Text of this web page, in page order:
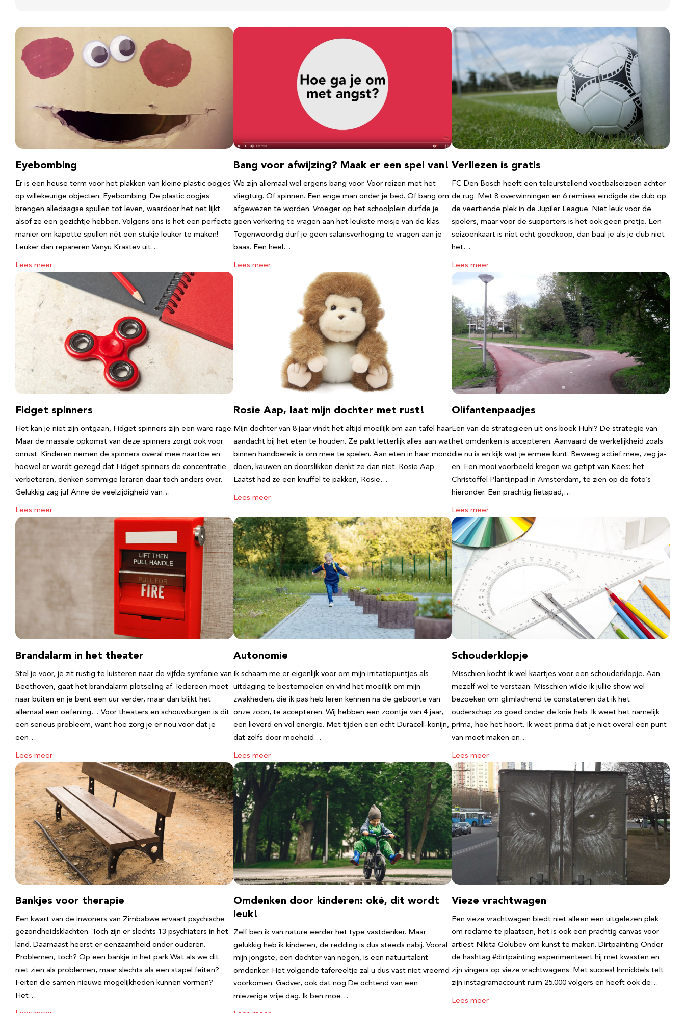
Eyebombing
Er is een heuse term voor het plakken van kleine plastic oogjes
op willekeurige objecten: Eyebombing. De plastic oogjes
brengen alledaagse spullen tot leven, waardoor het net lijkt
alsof ze een gezichtje hebben. Volgens ons is het een perfecte
manier om kapotte spullen nét een stukje leuker te maken!
Leuker dan repareren Vanyu Krastev uit…
Lees meer
Bang voor afwijzing? Maak er een spel van!
We zijn allemaal wel ergens bang voor. Voor reizen met het
vliegtuig. Of spinnen. Een enge man onder je bed. Of bang om
afgewezen te worden. Vroeger op het schoolplein durfde je
geen verkering te vragen aan het leukste meisje van de klas.
Tegenwoordig durf je geen salarisverhoging te vragen aan je
baas. Een heel…
Lees meer
Verliezen is gratis
FC Den Bosch heeft een teleurstellend voetbalseizoen achter
de rug. Met 8 overwinningen en 6 remises eindigde de club op
de veertiende plek in de Jupiler League. Niet leuk voor de
spelers, maar voor de supporters is het ook geen pretje. Een
seizoenkaart is niet echt goedkoop, dan baal je als je club niet
het…
Lees meer
Fidget spinners
Het kan je niet zijn ontgaan, Fidget spinners zijn een ware rage.
Maar de massale opkomst van deze spinners zorgt ook voor
onrust. Kinderen nemen de spinners overal mee naartoe en
hoewel er wordt gezegd dat Fidget spinners de concentratie
verbeteren, denken sommige leraren daar toch anders over.
Gelukkig zag juf Anne de veelzijdigheid van…
Lees meer
Rosie Aap, laat mijn dochter met rust!
Mijn dochter van 8 jaar vindt het altijd moeilijk om aan tafel haar
aandacht bij het eten te houden. Ze pakt letterlijk alles aan wat
binnen handbereik is om mee te spelen. Aan eten in haar mond
doen, kauwen en doorslikken denkt ze dan niet. Rosie Aap
Laatst had ze een knuffel te pakken, Rosie…
Lees meer
Olifantenpaadjes
Een van de strategieën uit ons boek Huh!? De strategie van
het omdenken is accepteren. Aanvaard de werkelijkheid zoals
die nu is en kijk wat je ermee kunt. Beweeg actief mee, zeg ja-
en. Een mooi voorbeeld kregen we getipt van Kees: het
Christoffel Plantijnpad in Amsterdam, te zien op de foto’s
hieronder. Een prachtig fietspad,…
Lees meer
Brandalarm in het theater
Stel je voor, je zit rustig te luisteren naar de vijfde symfonie van
Beethoven, gaat het brandalarm plotseling af. Iedereen moet
naar buiten en je bent een uur verder, maar dan blijkt het
allemaal een oefening… Voor theaters en schouwburgen is dit
een serieus probleem, want hoe zorg je er nou voor dat je
een…
Lees meer
Autonomie
Ik schaam me er eigenlijk voor om mijn irritatiepuntjes als
uitdaging te bestempelen en vind het moeilijk om mijn
zwakheden, die ik pas heb leren kennen na de geboorte van
onze zoon, te accepteren. Wij hebben een zoontje van 4 jaar,
een lieverd en vol energie. Met tijden een echt Duracell-konijn,
dat zelfs door moeheid…
Lees meer
Schouderklopje
Misschien kocht ik wel kaartjes voor een schouderklopje. Aan
mezelf wel te verstaan. Misschien wilde ik jullie show wel
bezoeken om glimlachend te constateren dat ik het
ouderschap zo goed onder de knie heb. Ik weet het namelijk
prima, hoe het hoort. Ik weet prima dat je niet overal een punt
van moet maken en…
Lees meer
Bankjes voor therapie
Een kwart van de inwoners van Zimbabwe ervaart psychische
gezondheidsklachten. Toch zijn er slechts 13 psychiaters in het
land. Daarnaast heerst er eenzaamheid onder ouderen.
Problemen, toch? Op een bankje in het park Wat als we dit
niet zien als problemen, maar slechts als een stapel feiten?
Feiten die samen nieuwe mogelijkheden kunnen vormen?
Het…
Omdenken door kinderen: oké, dit wordt
leuk!
Zelf ben ik van nature eerder het type vastdenker. Maar
gelukkig heb ik kinderen, de redding is dus steeds nabij. Vooral
mijn jongste, een dochter van negen, is een natuurtalent
omdenker. Het volgende tafereeltje zal u dus vast niet vreemd
voorkomen. Gadver, ook dat nog De ochtend van een
miezerige vrije dag. Ik ben moe…
Vieze vrachtwagen
Een vieze vrachtwagen biedt niet alleen een uitgelezen plek
om reclame te plaatsen, het is ook een prachtig canvas voor
artiest Nikita Golubev om kunst te maken. Dirtpainting Onder
de hashtag #dirtpainting experimenteert hij met kwasten en
zijn vingers op vieze vrachtwagens. Met succes! Inmiddels telt
zijn instagramaccount ruim 25.000 volgers en heeft ook de…
Lees meer